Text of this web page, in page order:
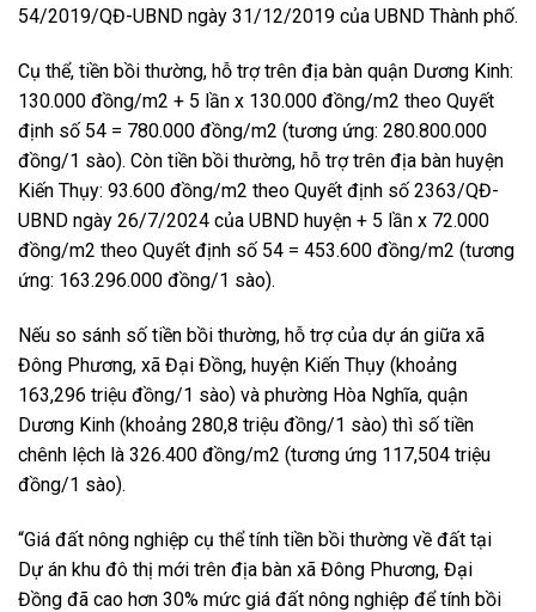
54/2019/QĐ-UBND ngày 31/12/2019 của UBND Thành phố.
Cụ thể, tiền bồi thường, hỗ trợ trên địa bàn quận Dương Kinh:
130.000 đồng/m2 + 5 lần x 130.000 đồng/m2 theo Quyết
định số 54 = 780.000 đồng/m2 (tương ứng: 280.800.000
đồng/1 sào). Còn tiền bồi thường, hỗ trợ trên địa bàn huyện
Kiến Thụy: 93.600 đồng/m2 theo Quyết định số 2363/QĐ-
UBND ngày 26/7/2024 của UBND huyện + 5 lần x 72.000
đồng/m2 theo Quyết định số 54 = 453.600 đồng/m2 (tương
ứng: 163.296.000 đồng/1 sào).
Nếu so sánh số tiền bồi thường, hỗ trợ của dự án giữa xã
Đông Phương, xã Đại Đồng, huyện Kiến Thụy (khoảng
163,296 triệu đồng/1 sào) và phường Hòa Nghĩa, quận
Dương Kinh (khoảng 280,8 triệu đồng/1 sào) thì số tiền
chênh lệch là 326.400 đồng/m2 (tương ứng 117,504 triệu
đồng/1 sào).
“Giá đất nông nghiệp cụ thể tính tiền bồi thường về đất tại
Dự án khu đô thị mới trên địa bàn xã Đông Phương, Đại
Đồng đã cao hơn 30% mức giá đất nông nghiệp để tính bồi